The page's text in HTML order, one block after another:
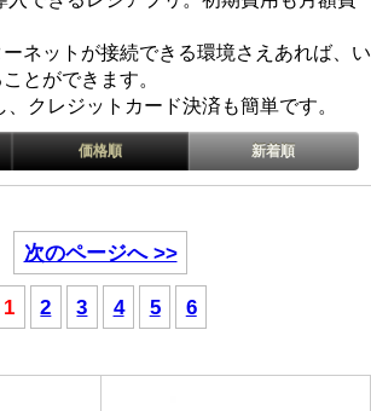
ネットが接続できる環境さえあれば、い
とができます。
クレジットカード決済も簡単です。
価格順 新着順
次のページへ >>
1 2 3 4 5 6